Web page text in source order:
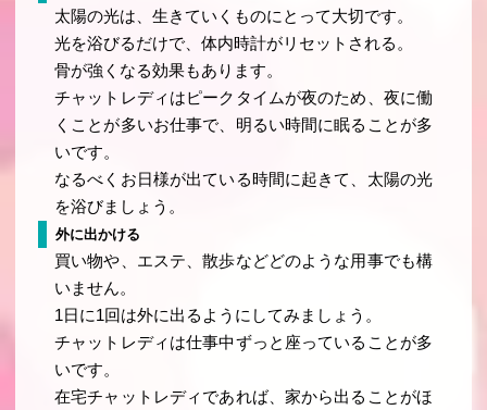
太陽の光は、生きていくものにとって大切です。
光を浴びるだけで、体内時計がリセットされる。
骨が強くなる効果もあります。
チャットレディはピークタイムが夜のため、夜に働
くことが多いお仕事で、明るい時間に眠ることが多
いです。
なるべくお日様が出ている時間に起きて、太陽の光
を浴びましょう。
外に出かける
買い物や、エステ、散歩などどのような用事でも構
いません。
1日に1回は外に出るようにしてみましょう。
チャットレディは仕事中ずっと座っていることが多
いです。
在宅チャットレディであれば、家から出ることがほ